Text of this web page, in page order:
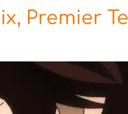
Premier